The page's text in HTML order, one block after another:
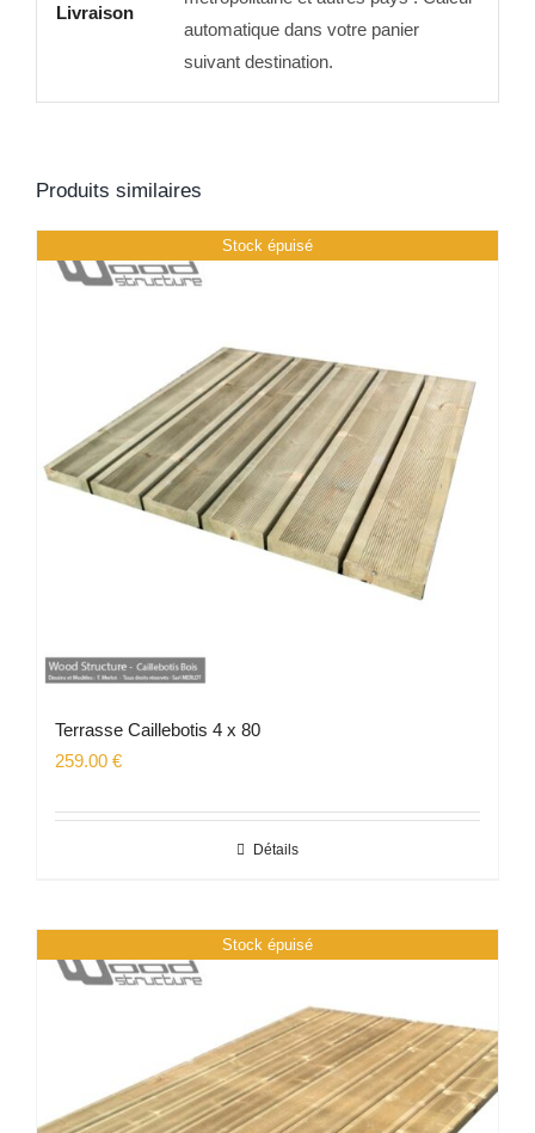
Livraison
automatique dans votre panier
suivant destination.
Produits similaires
Stock épuisé
Terrasse Caillebotis 4 x 80
259.00 €
Détails
Stock épuisé